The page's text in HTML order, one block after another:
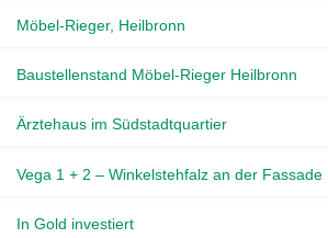
Möbel-Rieger, Heilbronn
Baustellenstand Möbel-Rieger Heilbronn
Ärztehaus im Südstadtquartier
Vega 1 + 2 – Winkelstehfalz an der Fassade
In Gold investiert